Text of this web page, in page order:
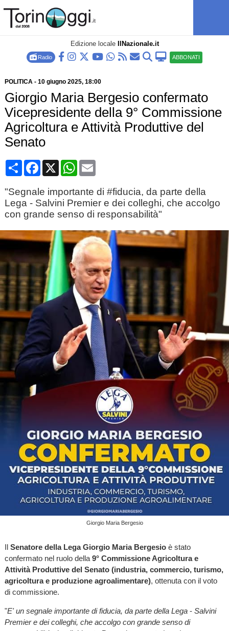
Edizione locale IlNazionale.it
Radio ABBONATI
POLITICA- 10 giugno 2025, 18:00
Giorgio Maria Bergesio confermato
Vicepresidente della 9° Commissione
Agricoltura e Attività Produttive del
Senato
CondividiFacebook
X WhatsApp
Email
"Segnale importante di #fiducia, da parte della
Lega - Salvini Premier e dei colleghi, che accolgo
con grande senso di responsabilità"
Giorgio Maria Bergesio
Il Senatore della Lega Giorgio Maria Bergesio è stato
confermato nel ruolo della9° Commissione Agricoltura e
Attività Produttive del Senato (industria, commercio, turismo,
agricoltura e produzione agroalimentare), ottenuta con il voto
di commissione.
"E' un segnale importante di fiducia, da parte della Lega- Salvini
Premier e dei colleghi, che accolgo con grande senso di